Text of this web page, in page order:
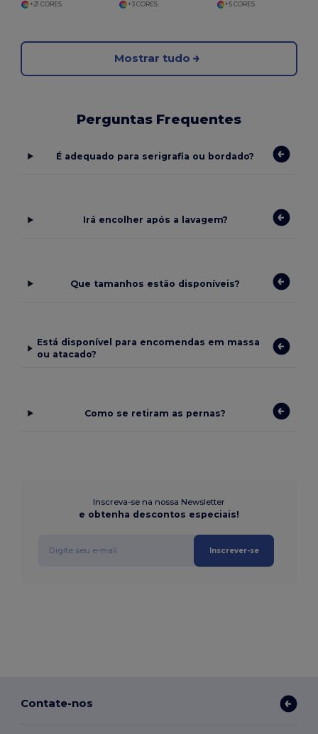
+21 CORES
+3 CORES
+5 CORES
Mostrar tudo
Perguntas Frequentes
É adequado para serigrafia ou bordado?
Irá encolher após a lavagem?
Que tamanhos estão disponíveis?
Está disponível para encomendas em massa
ou atacado?
Como se retiram as pernas?
Inscreva-se na nossa Newsletter
e obtenha descontos especiais!
Inscrever-se
Contate-nos